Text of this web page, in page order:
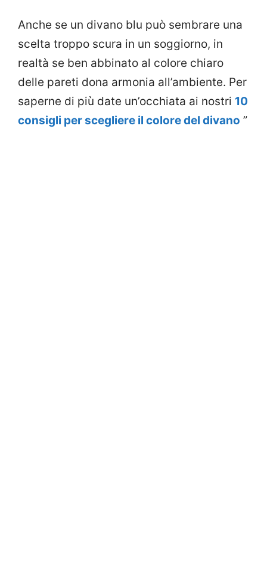
Anche se un divano blu può sembrare una
scelta troppo scura in un soggiorno, in
realtà se ben abbinato al colore chiaro
delle pareti dona armonia all’ambiente. Per
saperne di più date un’occhiata ai nostri 10
consigli per scegliere il colore del divano ”